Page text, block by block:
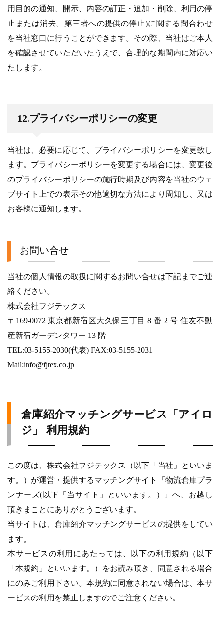
用目的の通知、開示、内容の訂正・追加・削除、利用の停
止または消去、第三者への提供の停止)に関する問合わせ
を当社窓口に行うことができます。その際、当社はご本人
を確認させていただいたうえで、合理的な期間内に対応い
たします。
12.プライバシーポリシーの変更
当社は、必要に応じて、プライバシーポリシーを変更致し
ます。プライバシーポリシーを変更する場合には、変更後
のプライバシーポリシーの施行時期及び内容を当社のウェ
ブサイト上での表示その他適切な方法により周知し、又は
お客様に通知します。
お問い合せ
当社の個人情報の取扱に関するお問い合せは下記までご連
絡ください。
株式会社フジテックス
〒169-0072 東京都新宿区大久保三丁目 8 番 2 号 住友不動
産新宿ガーデンタワー 13 階
TEL:03-5155-2030(代表) FAX:03-5155-2031
Mail:info@fjtex.co.jp
倉庫紹介マッチングサービス「アイロ
ジ」 利用規約
この度は、株式会社フジテックス（以下「当社」といいま
す。）が運営・提供するマッチングサイト「物流倉庫プラ
ンナーズ(以下「当サイト」といいます。）」へ、お越し
頂きまことにありがとうございます。
当サイトは、倉庫紹介マッチングサービスの提供をしてい
ます。
本サービスの利用にあたっては、以下の利用規約（以下
「本規約」といいます。）をお読み頂き、同意される場合
にのみご利用下さい。本規約に同意されない場合は、本サ
ービスの利用を禁止しますのでご注意ください。